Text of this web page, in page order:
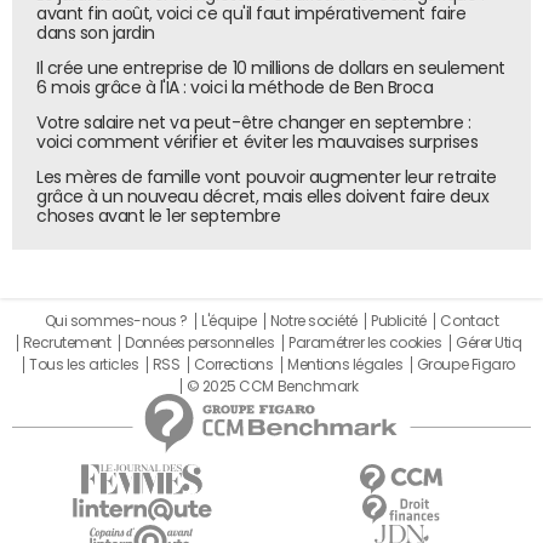
proposer un lien permanent avec une carte de fidélité".
La cible prioritaire de l'offre U mobile est donc les 5
millions de porteurs de la carte U, clients fidèles qui
génèrent 70 % du chiffre d'affaires des Magasins U, indique
Serge Papin. Si l'objectif de Système U n'est "pas de vivre
espère bien acquérir de nouveaux clients via cette offre
qui "récompense les dépenses". A terme, passé le seuil
EN SAVOIR PLUS
Disponible dans 600 Magasins U depuis le 14 octobre,
l'offre U mobile compterait déjà 500 clients et 3 000
terminaux sont en commande.
avant fin août, voici ce qu'il faut impérativement faire
dans son jardin
Il crée une entreprise de 10 millions de dollars en seulement
6 mois grâce à l'IA : voici la méthode de Ben Broca
Votre salaire net va peut-être changer en septembre :
voici comment vérifier et éviter les mauvaises surprises
Les mères de famille vont pouvoir augmenter leur retraite
grâce à un nouveau décret, mais elles doivent faire deux
choses avant le 1er septembre
Qui sommes-nous ? L'équipe Notre société Publicité
Contact
Recrutement
Données personnelles Paramétrer les cookies
Gérer Utiq
Tous les articles
RSS Corrections Mentions légales
Groupe Figaro
© 2025 CCM Benchmark